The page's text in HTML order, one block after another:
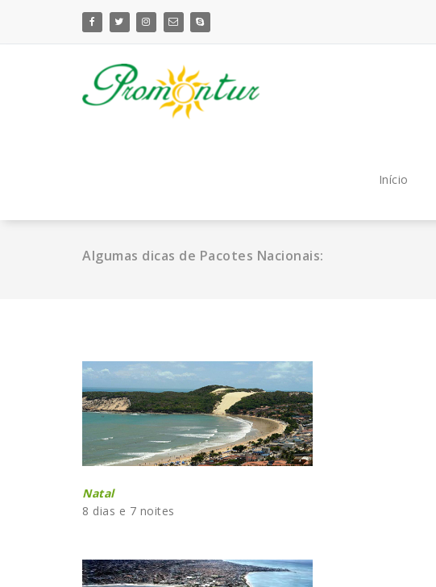
o
Início
Algumas dicas de Pacotes Nacionais:
Natal
8 dias e 7 noites